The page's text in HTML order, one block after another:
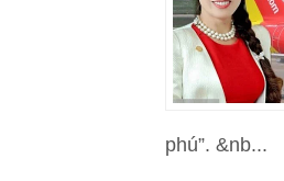
phú”. &nb...